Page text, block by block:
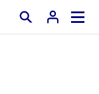
Buscar